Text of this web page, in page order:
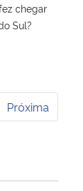
chegar
Sul?
Próxima